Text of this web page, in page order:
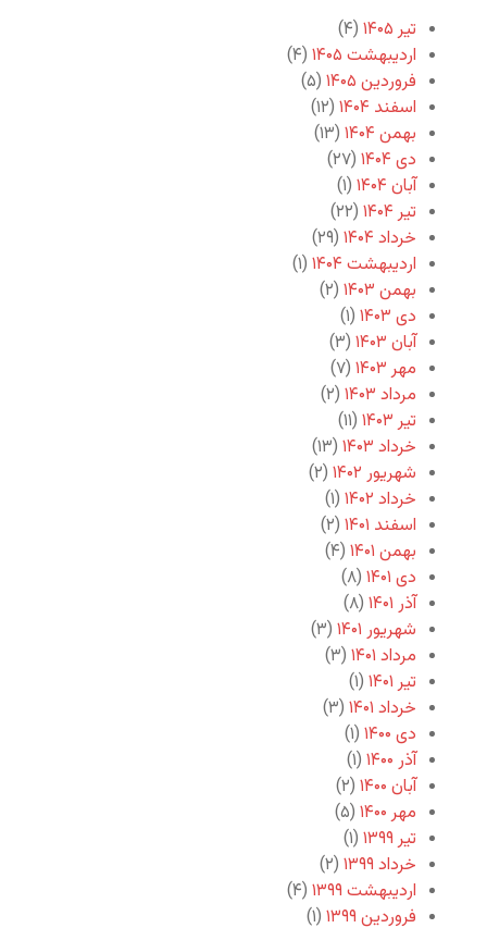
تیر ۱۴۰۵
(۴)
اردیبهشت ۱۴۰۵
(۴)
فروردین ۱۴۰۵
(۵)
اسفند ۱۴۰۴
(۱۲)
بهمن ۱۴۰۴
(۱۳)
دی ۱۴۰۴
(۲۷)
آبان ۱۴۰۴
(۱)
تیر ۱۴۰۴
(۲۲)
خرداد ۱۴۰۴
(۲۹)
اردیبهشت ۱۴۰۴
(۱)
بهمن ۱۴۰۳
(۲)
دی ۱۴۰۳
(۱)
آبان ۱۴۰۳
(۳)
مهر ۱۴۰۳
(۷)
مرداد ۱۴۰۳
(۲)
تیر ۱۴۰۳
(۱۱)
خرداد ۱۴۰۳
(۱۳)
شهریور ۱۴۰۲
(۲)
خرداد ۱۴۰۲
(۱)
اسفند ۱۴۰۱
(۲)
بهمن ۱۴۰۱
(۴)
دی ۱۴۰۱
(۸)
آذر ۱۴۰۱
(۸)
شهریور ۱۴۰۱
(۳)
مرداد ۱۴۰۱
(۳)
تیر ۱۴۰۱
(۱)
خرداد ۱۴۰۱
(۳)
دی ۱۴۰۰
(۱)
آذر ۱۴۰۰
(۱)
آبان ۱۴۰۰
(۲)
مهر ۱۴۰۰
(۵)
تیر ۱۳۹۹
(۱)
خرداد ۱۳۹۹
(۲)
اردیبهشت ۱۳۹۹
(۴)
فروردین ۱۳۹۹
(۱)